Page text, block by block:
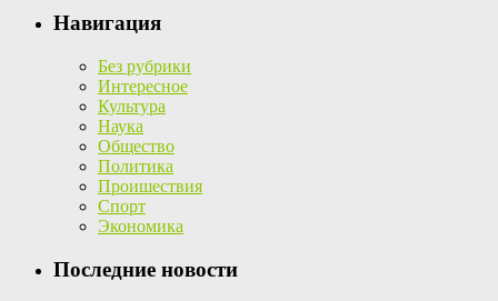
Навигация
Без рубрики
Интересное
Культура
Наука
Общество
Политика
Проишествия
Спорт
Экономика
Последние новости